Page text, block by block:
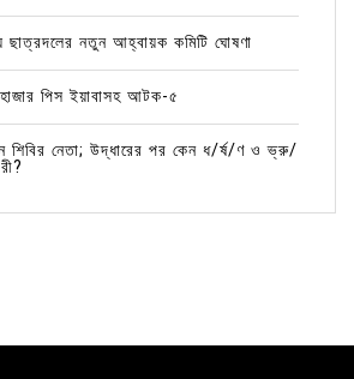
ছাত্রদলের নতুন আহ্বায়ক কমিটি ঘোষণা
পিস ইয়াবাসহ আটক-৫
শিবির নেতা; উদ্ধারের পর কেন ধ/র্ষ/ণ ও ভ্রু/